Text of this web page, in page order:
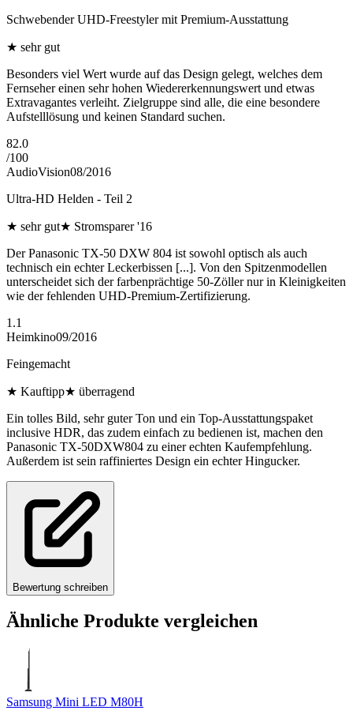
Schwebender UHD-Freestyler mit Premium-Ausstattung
★ sehr gut
Besonders viel Wert wurde auf das Design gelegt, welches dem
Fernseher einen sehr hohen Wiedererkennungswert und etwas
Extravagantes verleiht. Zielgruppe sind alle, die eine besondere
Aufstelllösung und keinen Standard suchen.
82.0
/100
AudioVision08/2016
Ultra-HD Helden - Teil 2
★ sehr gut★ Stromsparer '16
Der Panasonic TX-50 DXW 804 ist sowohl optisch als auch
technisch ein echter Leckerbissen [...]. Von den Spitzenmodellen
unterscheidet sich der farbenprächtige 50-Zöller nur in Kleinigkeiten
wie der fehlenden UHD-Premium-Zertifizierung.
1.1
Heimkino09/2016
Feingemacht
★ Kauftipp★ überragend
Ein tolles Bild, sehr guter Ton und ein Top-Ausstattungspaket
inclusive HDR, das zudem einfach zu bedienen ist, machen den
Panasonic TX-50DXW804 zu einer echten Kaufempfehlung.
Außerdem ist sein raffiniertes Design ein echter Hingucker.
Bewertung schreiben
Ähnliche Produkte vergleichen
Samsung Mini LED M80H